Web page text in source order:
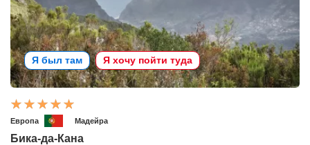
Я был там Я хочу пойти туда
Европа Мадейра
Бика-да-Кана